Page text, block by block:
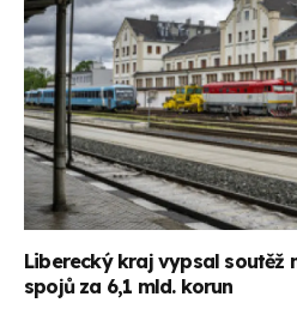
Liberecký kraj vypsal soutěž
spojů za 6,1 mld. korun